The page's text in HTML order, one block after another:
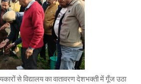
से विद्यालय का वातावरण देशभक्ती में गूँज उठा